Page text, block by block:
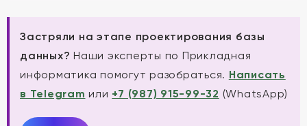
Застряли на этапе проектирования базы
данных? Наши эксперты по Прикладная
информатика помогут разобраться. Написать
в Telegram или +7 (987) 915-99-32 (WhatsApp)